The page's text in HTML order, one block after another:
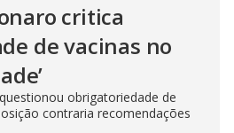
critica
de vacinas no
obrigatoriedade de
contraria recomendações